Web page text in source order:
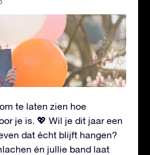
te laten zien hoe
je is. 💖 Wil je dit jaar een
dat écht blijft hangen?
én jullie band laat